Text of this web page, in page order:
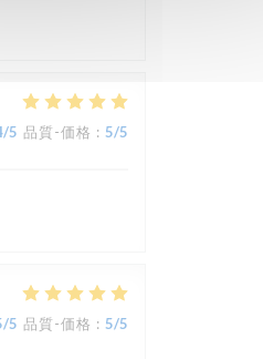
/5 品質-価格 : 5/5
/5 品質-価格 : 5/5